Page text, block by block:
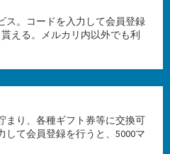
ス。コードを入力して会員登録
える。メルカリ内以外でも利
まり、各種ギフト券等に交換可
て会員登録を行うと、5000マ